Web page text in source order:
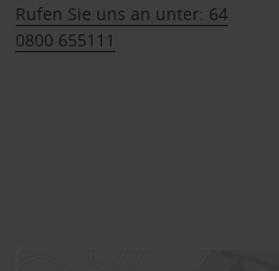
Rufen Sie uns an unter: 64
0800 655111